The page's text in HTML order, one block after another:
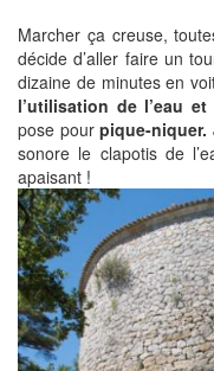
Marcher ça creuse,
décide d’aller faire un
dizaine de minutes en
l’utilisation de l’eau
pose pourpique-niquer.
sonore le clapotis de
apaisant !